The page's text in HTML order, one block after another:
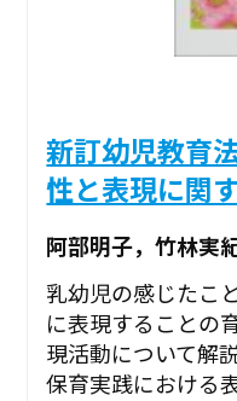
新訂幼児教育
性と表現に関
阿部明子，竹林実
乳幼児の感じたこ
に表現することの
現活動について解
保育実践における